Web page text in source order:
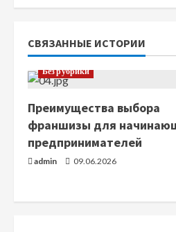
л
ж
и
т
ь
ч
СВЯЗАННЫЕ ИСТОРИИ
Без рубрики
Преимущества выбора
франшизы для
предпринимателей
admin 09.06.2026